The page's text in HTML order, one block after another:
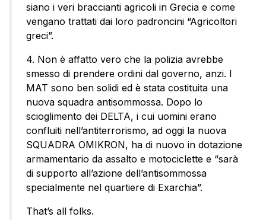
siano i veri braccianti agricoli in Grecia e come
vengano trattati dai loro padroncini “Agricoltori
greci”.
4. Non è affatto vero che la polizia avrebbe
smesso di prendere ordini dal governo, anzi. I
MAT sono ben solidi ed è stata costituita una
nuova squadra antisommossa. Dopo lo
scioglimento dei DELTA, i cui uomini erano
confluiti nell’antiterrorismo, ad oggi la nuova
SQUADRA OMIKRON, ha di nuovo in dotazione
armamentario da assalto e motociclette e “sarà
di supporto all’azione dell’antisommossa
specialmente nel quartiere di Exarchia”.
That’s all folks.